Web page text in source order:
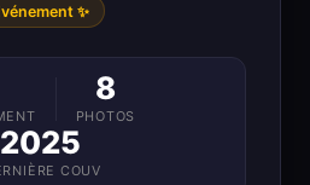
✨ Événement
8
PHOTOS
2025
COUV.